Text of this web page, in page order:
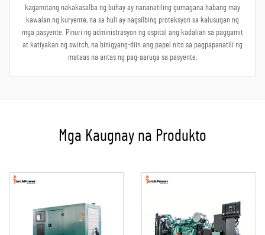
kagamitang nakakasalba ng buhay ay nananatiling gumagana habang may
kawalan ng kuryente, na sa huli ay nagsilbing proteksyon sa kalusugan ng
mga pasyente. Pinuri ng administrasyon ng ospital ang kadalian sa paggamit
at katiyakan ng switch, na binigyang-diin ang papel nito sa pagpapanatili ng
mataas na antas ng pag-aaruga sa pasyente.
Mga Kaugnay na Produkto